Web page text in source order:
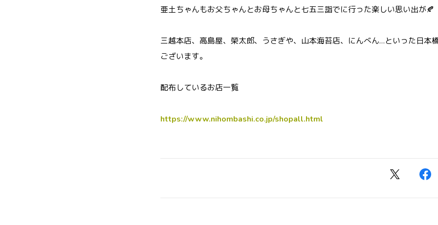
亜土ちゃんもお父ちゃんとお母ちゃんと七五三詣でに行った楽しい思い出が🍂
三越本店、高島屋、榮太郎、うさぎや、山本海苔店、にんべん…といった日本
ございます。
配布しているお店一覧
https://www.nihombashi.co.jp/shopall.html